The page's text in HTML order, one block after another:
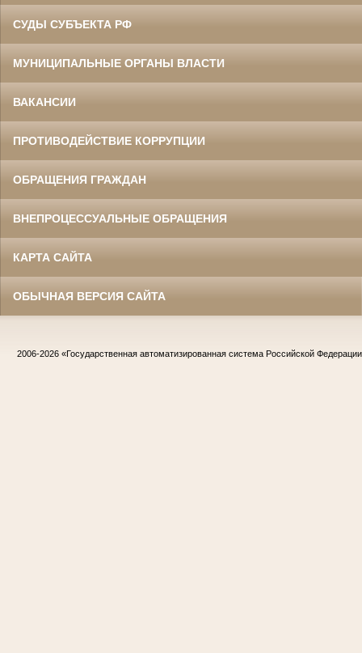
СУДЫ СУБЪЕКТА РФ
МУНИЦИПАЛЬНЫЕ ОРГАНЫ ВЛАСТИ
ВАКАНСИИ
ПРОТИВОДЕЙСТВИЕ КОРРУПЦИИ
ОБРАЩЕНИЯ ГРАЖДАН
ВНЕПРОЦЕССУАЛЬНЫЕ ОБРАЩЕНИЯ
КАРТА САЙТА
ОБЫЧНАЯ ВЕРСИЯ САЙТА
2006-2026 «Государственная автоматизированная система Российской